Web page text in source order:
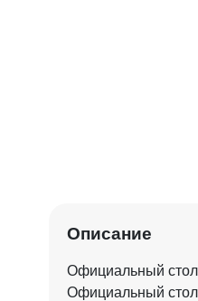
Описание
Официальный
Официальный